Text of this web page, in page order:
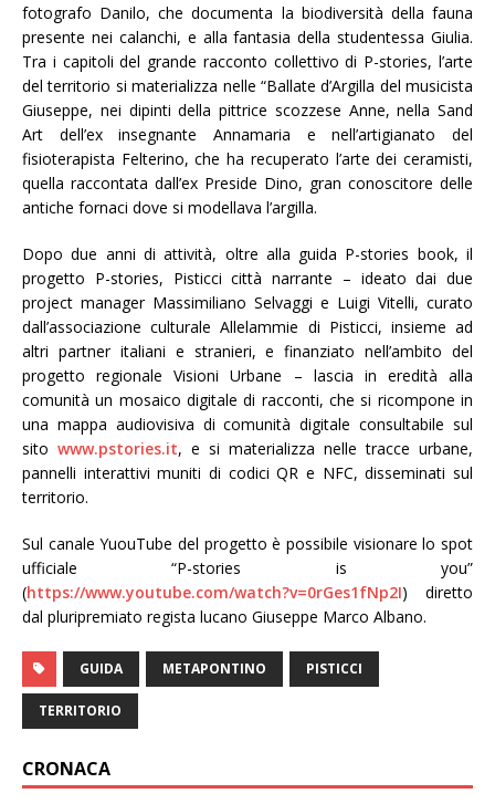
fotografo Danilo, che documenta la biodiversità della fauna
presente nei calanchi, e alla fantasia della studentessa Giulia.
Tra i capitoli del grande racconto collettivo di P-stories, l’arte
del territorio si materializza nelle “Ballate d’Argilla del musicista
Giuseppe, nei dipinti della pittrice scozzese Anne, nella Sand
Art dell’ex insegnante Annamaria e nell’artigianato del
fisioterapista Felterino, che ha recuperato l’arte dei ceramisti,
quella raccontata dall’ex Preside Dino, gran conoscitore delle
antiche fornaci dove si modellava l’argilla.
Dopo due anni di attività, oltre alla guida P-stories book, il
progetto P-stories, Pisticci città narrante – ideato dai due
project manager Massimiliano Selvaggi e Luigi Vitelli, curato
dall’associazione culturale Allelammie di Pisticci, insieme ad
altri partner italiani e stranieri, e finanziato nell’ambito del
progetto regionale Visioni Urbane – lascia in eredità alla
comunità un mosaico digitale di racconti, che si ricompone in
una mappa audiovisiva di comunità digitale consultabile sul
sito www.pstories.it, e si materializza nelle tracce urbane,
pannelli interattivi muniti di codici QR e NFC, disseminati sul
territorio.
Sul canale YuouTube del progetto è possibile visionare lo spot
ufficiale “P-stories is you”
(https://www.youtube.com/watch?v=0rGes1fNp2I) diretto
dal pluripremiato regista lucano Giuseppe Marco Albano.
GUIDA METAPONTINO PISTICCI
TERRITORIO
CRONACA